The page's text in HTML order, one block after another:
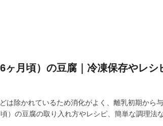
ヶ月頃）の豆腐｜冷凍保存やレシ
は除かれているため消化がよく、離乳初期から
）の豆腐の取り入れ方やレシピ、簡単な調理法